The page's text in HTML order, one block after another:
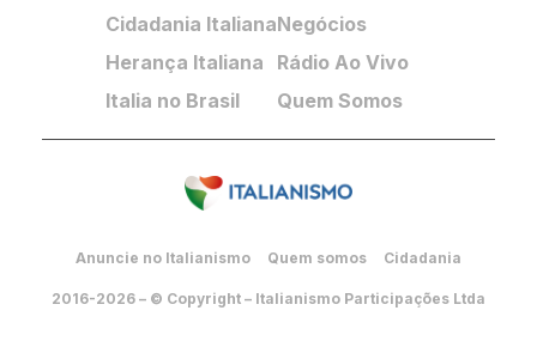
Cidadania Italiana
Herança Italiana
Italia no Brasil
Negócios
Rádio Ao Vivo
Quem Somos
Anuncie no Italianismo Quem somos Cidadania
2016-2026 – © Copyright – Italianismo Participações Ltda